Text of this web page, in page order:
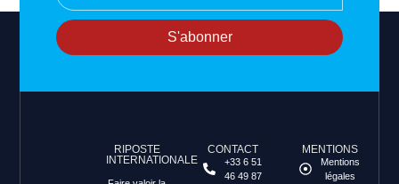
S'abonner
RIPOSTE
INTERNATIONALE
CONTACT
+33 6 51
46 49 87
MENTIONS
Mentions
légales